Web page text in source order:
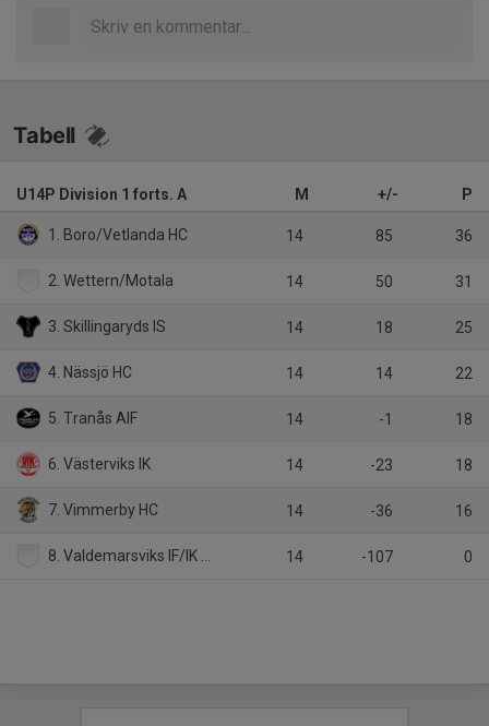
Tabell
U14P Division 1 forts. A M +/- P
1. Boro/Vetlanda HC 14 85 36
2. Wettern/Motala 14 50 31
3. Skillingaryds IS 14 18 25
4. Nässjö HC 14 14 22
5. Tranås AIF 14 -1 18
6. Västerviks IK 14 -23 18
7. Vimmerby HC 14 -36 16
8. Valdemarsviks IF/IK Guts 14 -107 0